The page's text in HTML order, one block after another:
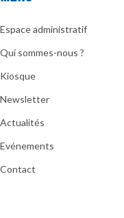
Espace administratif
Qui sommes-nous ?
Kiosque
Newsletter
Actualités
Evénements
Contact